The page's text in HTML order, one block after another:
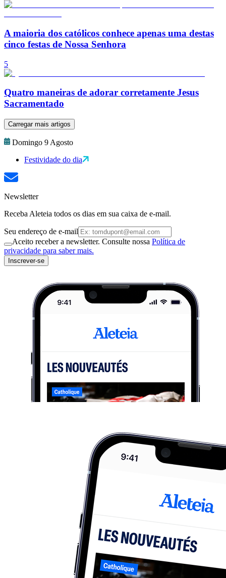
A maioria dos católicos conhece apenas uma destas
cinco festas de Nossa Senhora
5
Quatro maneiras de adorar corretamente Jesus
Sacramentado
Carregar mais artigos
Domingo 9 Agosto
Festividade do dia
Newsletter
Receba Aleteia todos os dias em sua caixa de e-mail.
Seu endereço de e-mail
Aceito receber a newsletter. Consulte nossa Política de
privacidade para saber mais.
Inscrever-se